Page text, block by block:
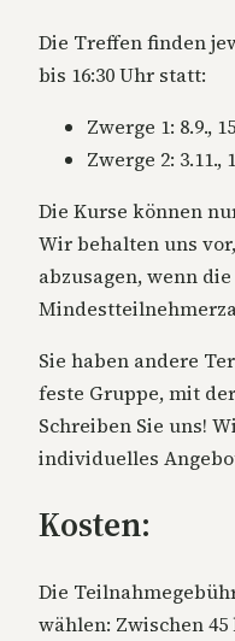
Die Treffen finden
bis 16:30 Uhr statt:
Zwerge 1: 8.9.,
Zwerge 2: 3.11.,
Die Kurse können
Wir behalten uns
abzusagen, wenn
Sie haben andere
feste Gruppe, mit
Schreiben Sie uns!
individuelles
Kosten:
Die
wählen: Zwischen